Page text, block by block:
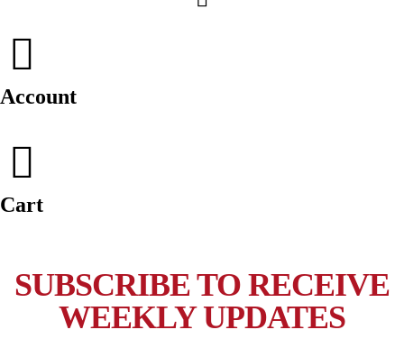
Account
Cart
SUBSCRIBE TO RECEIVE
WEEKLY UPDATES